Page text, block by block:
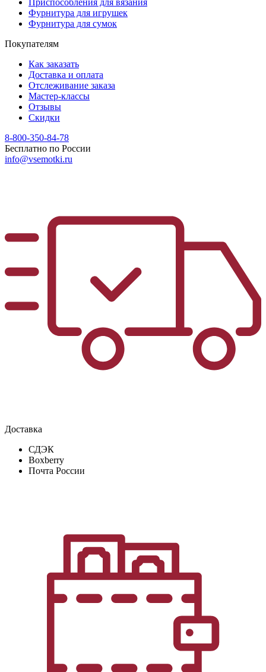
Фурнитура для игрушек
Фурнитура для сумок
Покупателям
Как заказать
Доставка и оплата
Отслеживание заказа
Мастер-классы
Отзывы
Скидки
8-800-350-84-78
Бесплатно по России
info@vsemotki.ru
Доставка
СДЭК
Boxberry
Почта России